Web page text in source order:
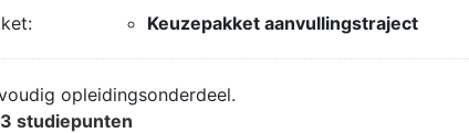
Keuzepakket aanvullingstraject
opleidingsonderdeel.
3 studiepunten